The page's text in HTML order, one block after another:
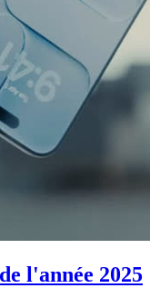
l'année 2025